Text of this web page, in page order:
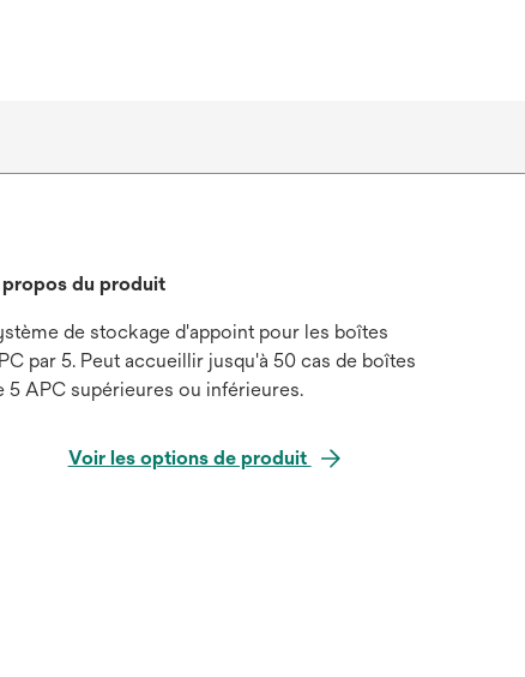
du produit
de stockage d'appoint pour les boîtes
par 5. Peut accueillir jusqu'à 50 cas de boîtes
5 APC supérieures ou inférieures.
Voir les options de produit